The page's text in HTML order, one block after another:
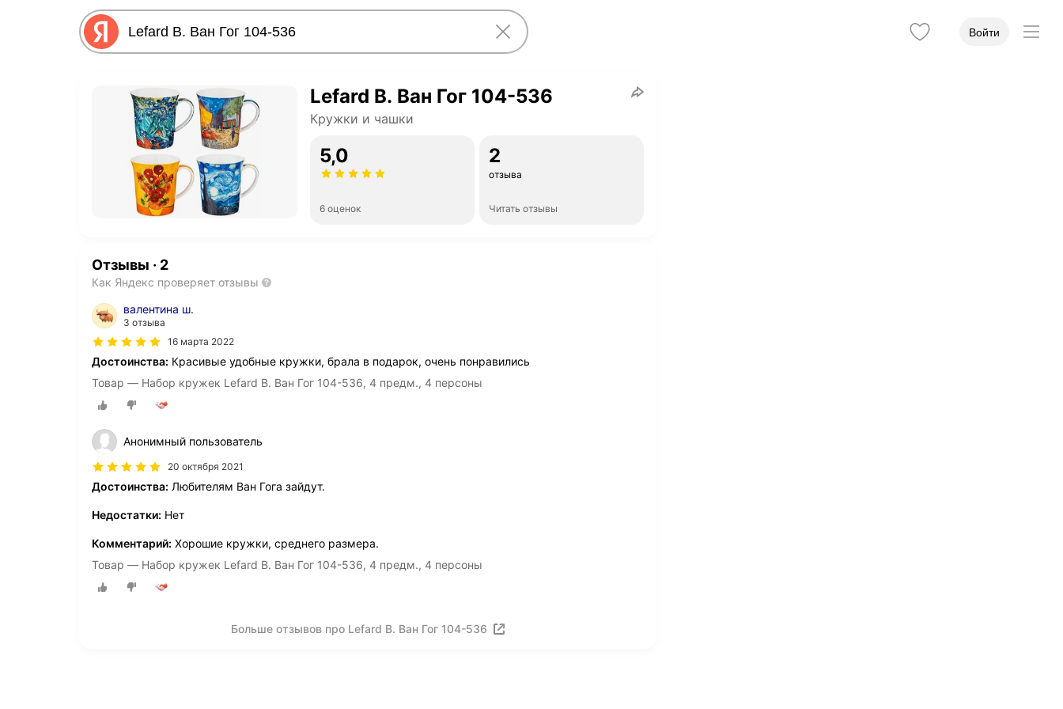
Войти
Lefard В. Ван Гог 104-536
Кружки и чашки
5,0
6 оценок
2
отзыва
Читать отзывы
Отзывы · 2
Как Яндекс проверяет отзывы
валентина ш.
3 отзыва
16 марта 2022
Достоинства: Красивые удобные кружки, брала в подарок, очень понравились
Товар — Набор кружек Lefard В. Ван Гог 104-536, 4 предм., 4 персоны
Анонимный пользователь
20 октября 2021
Достоинства: Любителям Ван Гога зайдут.
Недостатки: Нет
Комментарий: Хорошие кружки, среднего размера.
Товар — Набор кружек Lefard В. Ван Гог 104-536, 4 предм., 4 персоны
Больше отзывов про Lefard В. Ван Гог 104-536